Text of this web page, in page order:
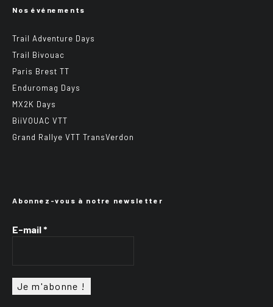
Nos événements
Trail Adventure Days
Trail Bivouac
Paris Brest TT
Enduromag Days
MX2K Days
BiiVOUAC VTT
Grand Rallye VTT TransVerdon
Abonnez-vous à notre newsletter
E-mail*